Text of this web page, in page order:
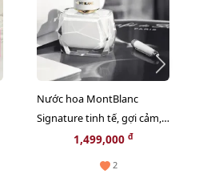
Nước hoa MontBlanc
Signature tinh tế, gợi cảm,
nữ tính, 90ml - EDP
1,499,000 đ
2